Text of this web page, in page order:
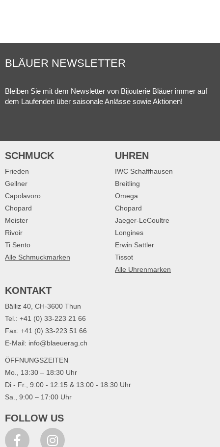
BLÄUER NEWSLETTER
Bleiben Sie mit dem Newsletter von Bijouterie Bläuer immer auf
dem Laufenden über saisonale Anlässe sowie Aktionen!
SCHMUCK
Frieden
Gellner
Capolavoro
Chopard
Meister
Rivoir
Ti Sento
Alle Schmuckmarken
UHREN
IWC Schaffhausen
Breitling
Omega
Chopard
Jaeger-LeCoultre
Longines
Erwin Sattler
Tissot
Alle Uhrenmarken
KONTAKT
Bälliz 40, CH-3600 Thun
Tel.: +41 (0) 33-223 21 66
Fax: +41 (0) 33-223 51 66
E-Mail: info@blaeuerag.ch
ÖFFNUNGSZEITEN
Mo., 13:30 – 18:30 Uhr
Di - Fr., 9:00 - 12:15 & 13:00 - 18:30 Uhr
Sa., 9:00 – 17:00 Uhr
FOLLOW US